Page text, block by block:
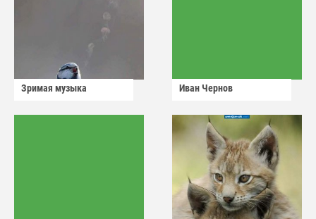
Зримая музыка Иван Чернов